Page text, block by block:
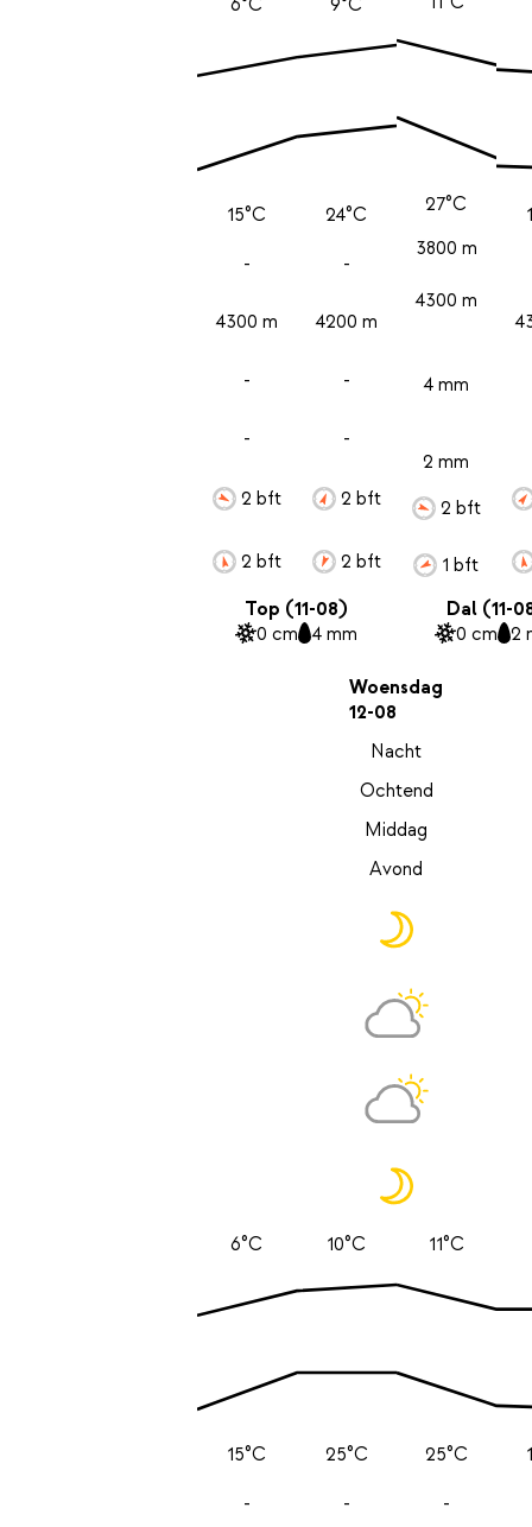
15°C
-
4300 m
-
-
2 bft
2 bft
24°C
-
4200 m
-
-
2 bft
2 bft
27°C
3800 m
4300 m
4 mm
2 mm
2 bft
1 bft
Top (11-08)
0 cm 4 mm
Dal (11-
0 cm 2
Woensdag
12-08
Nacht
Ochtend
Middag
Avond
6°C
15°C
-
10°C
25°C
-
11°C
25°C
-